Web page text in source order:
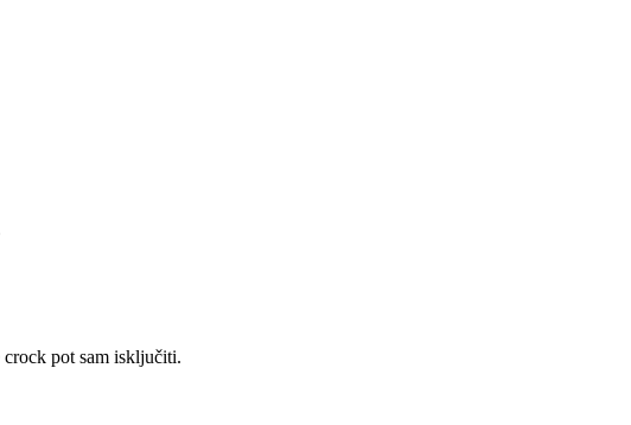
pot sam isključiti.